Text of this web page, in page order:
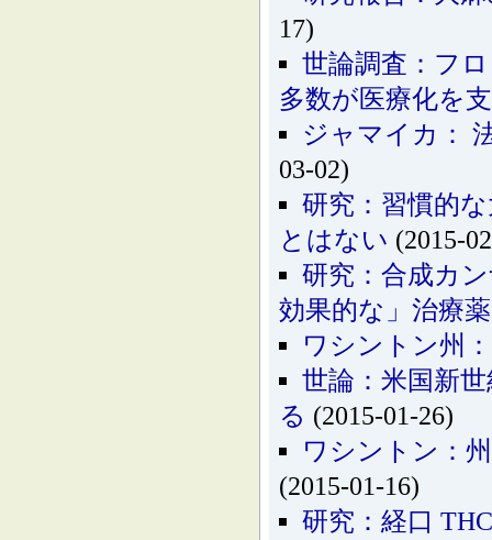
17)
世論調査：フ
多数が医療化を
ジャマイカ：
03-02)
研究：習慣的
とはない (2015-
研究：合成カ
効果的な」治療
ワシントン州
世論：米国新
る (2015-01-26)
ワシントン：
(2015-01-16)
研究：経口